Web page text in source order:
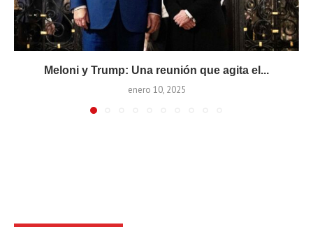
Meloni y Trump: Una reunión que agita el...
enero 10, 2025